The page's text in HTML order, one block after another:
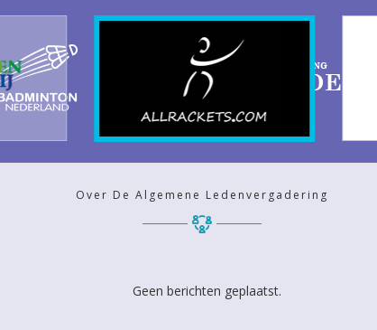
Over De Algemene Ledenvergadering
Geen berichten geplaatst.